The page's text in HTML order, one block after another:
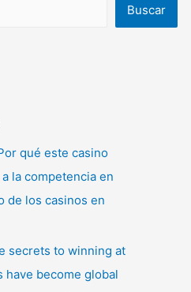
Buscar
qué este casino
la competencia en
de los casinos en
secrets to winning at
have become global